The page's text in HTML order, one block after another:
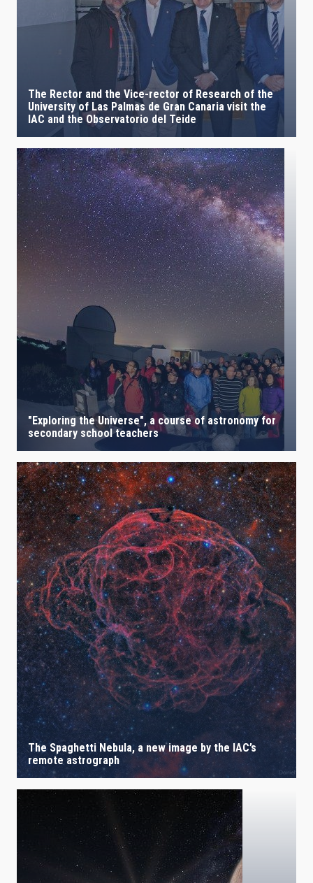
The Rector and the Vice-rector of Research of the
University of Las Palmas de Gran Canaria visit the
IAC and the Observatorio del Teide
"Exploring the Universe", a course of astronomy for
secondary school teachers
The Spaghetti Nebula, a new image by the IAC’s
remote astrograph